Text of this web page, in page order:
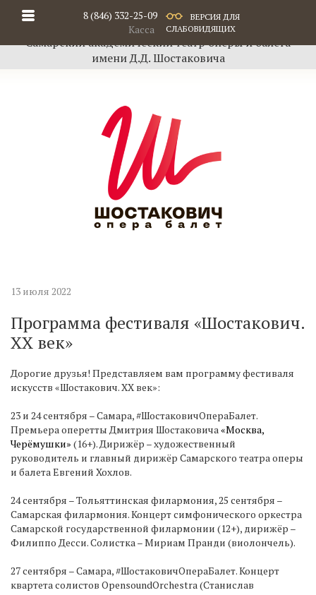
8 (846) 332-25-09
Касса
ВЕРСИЯ ДЛЯ
СЛАБОВИДЯЩИХ
Самарский академический театр оперы и балета
имени Д.Д. Шостаковича
13 июля 2022
Программа фестиваля «Шостакович.
ХХ век»
Дорогие друзья! Представляем вам программу фестиваля
искусств «Шостакович. ХХ век»:
23 и 24 сентября – Самара, #ШостаковичОпераБалет.
Премьера оперетты Дмитрия Шостаковича«Москва,
Черёмушки» (16+). Дирижёр – художественный
руководитель и главный дирижёр Самарского театра оперы
и балета Евгений Хохлов.
24 сентября – Тольяттинская филармония, 25 сентября –
Самарская филармония. Концерт симфонического оркестра
Самарской государственной филармонии (12+), дирижёр –
Филиппо Десси. Солистка – Мириам Пранди (виолончель).
27 сентября – Самара, #ШостаковичОпераБалет. Концерт
квартета солистов OpensoundOrchestra (Станислав